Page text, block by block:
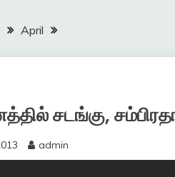
April
சடங்கு,
admin